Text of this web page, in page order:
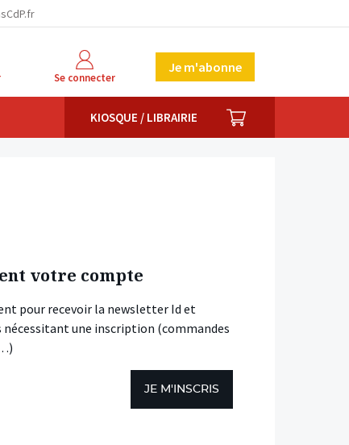
Se connecter
Je m'abonne
KIOSQUE / LIBRAIRIE PANIER
votre compte
pour recevoir la newsletter Id et
nécessitant une inscription (commandes
JE M'INSCRIS